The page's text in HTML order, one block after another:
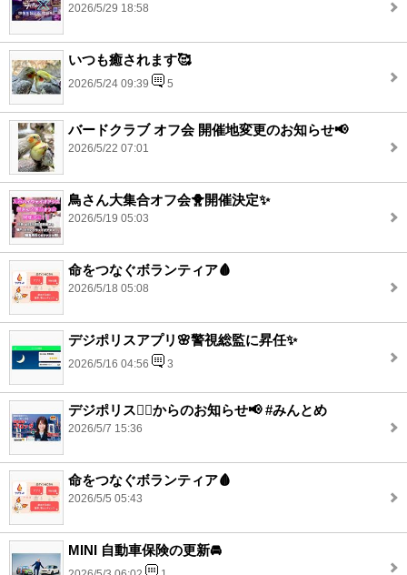
2026/5/29 18:58
いつも癒されます🥰
2026/5/24 09:39 5
バードクラブ オフ会 開催地変更のお知らせ📢
2026/5/22 07:01
鳥さん大集合オフ会🐥開催決定✨
2026/5/19 05:03
命をつなぐボランティア🩸
2026/5/18 05:08
デジポリスアプリ🌸警視総監に昇任✨
2026/5/16 04:56 3
デジポリス👮‍♂️からのお知らせ📢 #みんとめ
2026/5/7 15:36
命をつなぐボランティア🩸
2026/5/5 05:43
MINI 自動車保険の更新🚘